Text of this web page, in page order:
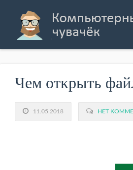
Чем открыть
11.05.2018 НЕТ